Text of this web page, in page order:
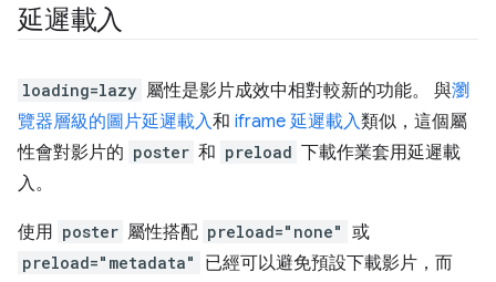
延遲載入
loading=lazy 屬性是影片成效中相對較新的功能。 與瀏
覽器層級的圖片延遲載入和 iframe 延遲載入類似，這個屬
性會對影片的 poster 和 preload 下載作業套用延遲載
入。
使用 poster 屬性搭配 preload="none" 或
preload="metadata" 已經可以避免預設下載影片，而